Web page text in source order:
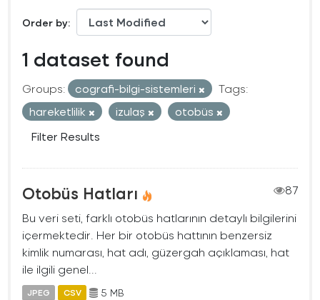
Order by
1 dataset found
Groups: cografi-bilgi-sistemleri
Tags:
hareketlilik
izulaş
otobüs
Filter Results
Otobüs Hatları
87
Bu veri seti, farklı otobüs hatlarının detaylı bilgilerini
içermektedir. Her bir otobüs hattının benzersiz
kimlik numarası, hat adı, güzergah açıklaması, hat
ile ilgili genel...
JPEG CSV 5 MB